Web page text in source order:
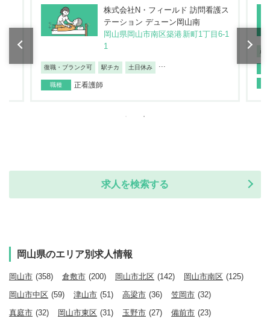
岡山県岡山市南区の求人
産休・育休取得実績あり
給与 月給：259,000円～
職種 正看護師
求人を検索する
岡山県のエリア別求人情報
岡山市 (358) 倉敷市 (200) 岡山市北区 (142) 岡山市南区 (125)
岡山市中区 (59) 津山市 (51) 高梁市 (36) 笠岡市 (32)
真庭市 (32) 岡山市東区 (31) 玉野市 (27) 備前市 (23)